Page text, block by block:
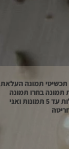
*יש להתייחס רק בהזמנת תכשיטי תמונה העלאת
תמונה בחרו תמונה
ברורה להעלאה. ניתן לעלות עד 5 תמונות ואני